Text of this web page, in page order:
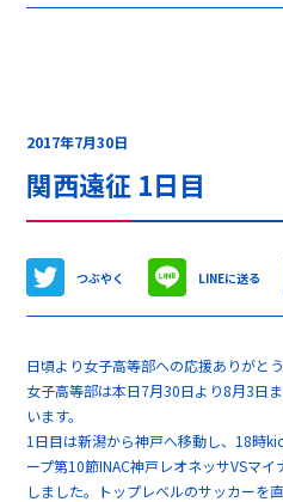
2017年7月30日
関西遠征 1日目
つぶやく LINEに送る
日頃より女子高等部への応援ありがとう
女子高等部は本日7月30日より8月3日
います。
1日目は新潟から神戸へ移動し、18時
ープ第10節INAC神戸レオネッサVSマ
しました。トップレベルのサッカーを